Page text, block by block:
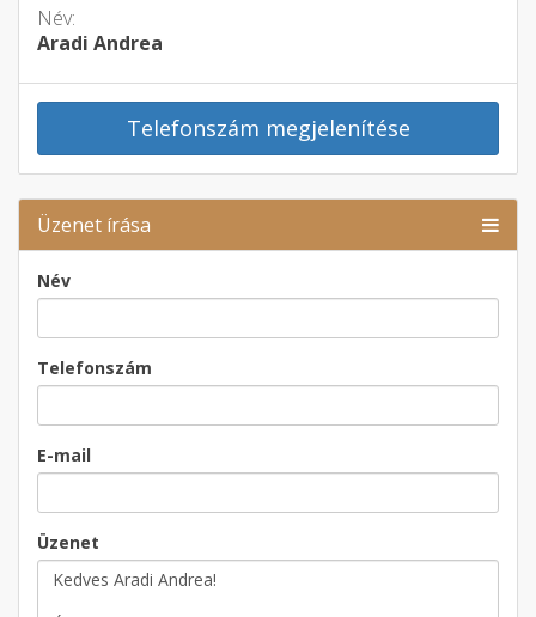
Név:
Aradi Andrea
Telefonszám megjelenítése
Üzenet írása
Név
Telefonszám
E-mail
Üzenet